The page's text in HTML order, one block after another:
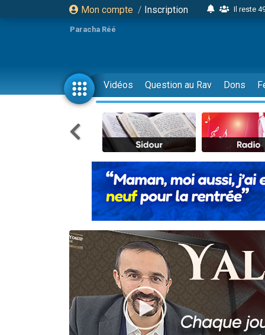
Mon compte / Inscription
Il reste
4
2
17
4
Il reste
Eva vient de
4 personnes
3 personnes
Odaya vient
2
13
30
Il reste
12
Paracha Réé
Vidéos Question au Rav Dons